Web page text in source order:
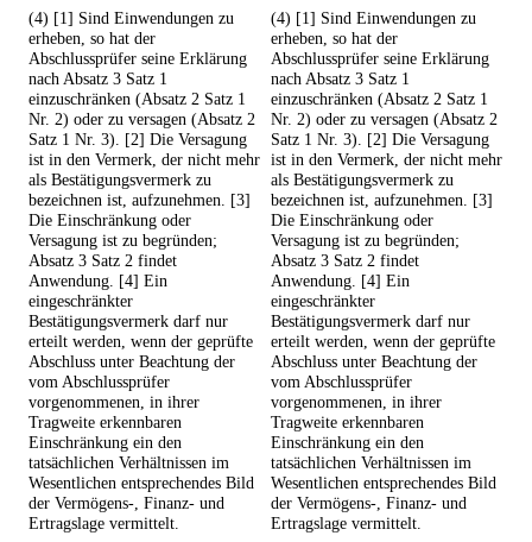
(4) [1] Sind Einwendungen zu
erheben, so hat der
Abschlussprüfer seine Erklärung
nach Absatz 3 Satz 1
einzuschränken (Absatz 2 Satz 1
Nr. 2) oder zu versagen (Absatz 2
Satz 1 Nr. 3). [2] Die Versagung
ist in den Vermerk, der nicht mehr
als Bestätigungsvermerk zu
bezeichnen ist, aufzunehmen. [3]
Die Einschränkung oder
Versagung ist zu begründen;
Absatz 3 Satz 2 findet
Anwendung. [4] Ein
eingeschränkter
Bestätigungsvermerk darf nur
erteilt werden, wenn der geprüfte
Abschluss unter Beachtung der
vom Abschlussprüfer
vorgenommenen, in ihrer
Tragweite erkennbaren
Einschränkung ein den
tatsächlichen Verhältnissen im
Wesentlichen entsprechendes Bild
der Vermögens-, Finanz- und
Ertragslage vermittelt.
(4) [1] Sind Einwendungen zu
erheben, so hat der
Abschlussprüfer seine Erklärung
nach Absatz 3 Satz 1
einzuschränken (Absatz 2 Satz 1
Nr. 2) oder zu versagen (Absatz 2
Satz 1 Nr. 3). [2] Die Versagung
ist in den Vermerk, der nicht mehr
als Bestätigungsvermerk zu
bezeichnen ist, aufzunehmen. [3]
Die Einschränkung oder
Versagung ist zu begründen;
Absatz 3 Satz 2 findet
Anwendung. [4] Ein
eingeschränkter
Bestätigungsvermerk darf nur
erteilt werden, wenn der geprüfte
Abschluss unter Beachtung der
vom Abschlussprüfer
vorgenommenen, in ihrer
Tragweite erkennbaren
Einschränkung ein den
tatsächlichen Verhältnissen im
Wesentlichen entsprechendes Bild
der Vermögens-, Finanz- und
Ertragslage vermittelt.